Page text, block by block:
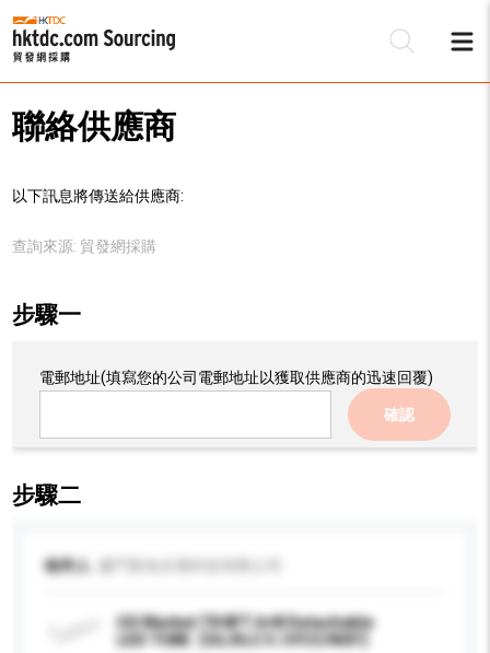
聯絡供應商
以下訊息將傳送給供應商:
查詢來源: 貿發網採購
步驟一
電郵地址(填寫您的公司電郵地址以獲取供應商的迅速回覆)
確認
步驟二
收件人
US Market:T8 8FT A+B Detachable
LED TUBE【UL/DLC 5.1/FCC/NSF】